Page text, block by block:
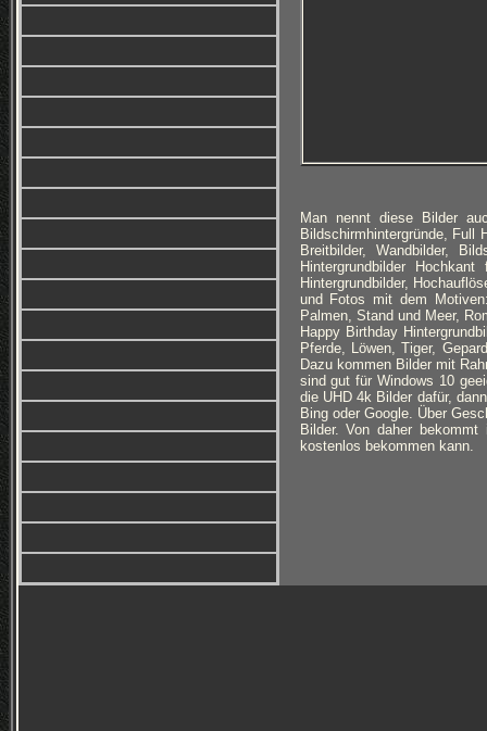
Man nennt diese Bilder
Bildschirmhintergründe, Full
Breitbilder, Wandbilder,
Hintergrundbilder
Hintergrundbilder,
und Fotos mit dem
Palmen, Stand und Meer,
Happy Birthday
Pferde, Löwen, Tiger,
Dazu kommen Bilder mit
sind gut für Windows 10
die UHD 4k Bilder dafür,
Bing oder Google. Über
Bilder. Von daher
kostenlos bekommen kann.